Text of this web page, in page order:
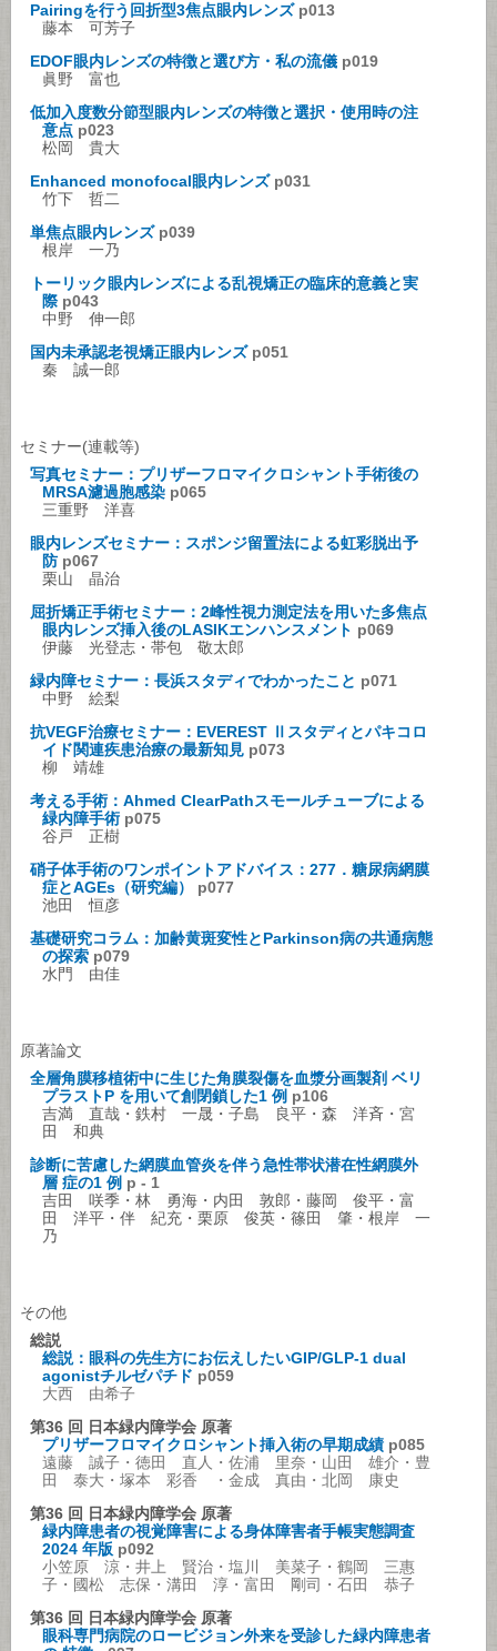
Pairingを行う回折型3焦点眼内レンズ p013
藤本 可芳子
EDOF眼内レンズの特徴と選び方・私の流儀 p019
眞野 富也
低加入度数分節型眼内レンズの特徴と選択・使用時の注
意点 p023
松岡 貴大
Enhanced monofocal眼内レンズ p031
竹下 哲二
単焦点眼内レンズ p039
根岸 一乃
トーリック眼内レンズによる乱視矯正の臨床的意義と実
際 p043
中野 伸一郎
国内未承認老視矯正眼内レンズ p051
秦 誠一郎
セミナー(連載等)
写真セミナー：プリザーフロマイクロシャント手術後の
MRSA濾過胞感染 p065
三重野 洋喜
眼内レンズセミナー：スポンジ留置法による虹彩脱出予
防 p067
栗山 晶治
屈折矯正手術セミナー：2峰性視力測定法を用いた多焦点
眼内レンズ挿入後のLASIKエンハンスメント p069
伊藤 光登志・帯包 敬太郎
緑内障セミナー：長浜スタディでわかったこと p071
中野 絵梨
抗VEGF治療セミナー：EVEREST Ⅱスタディとパキコロ
イド関連疾患治療の最新知見 p073
柳 靖雄
考える手術：Ahmed ClearPathスモールチューブによる
緑内障手術 p075
谷戸 正樹
硝子体手術のワンポイントアドバイス：277．糖尿病網膜
症とAGEs（研究編）
p077
池田 恒彦
基礎研究コラム：加齢黄斑変性とParkinson病の共通病態
の探索 p079
水門 由佳
原著論文
全層角膜移植術中に生じた角膜裂傷を血漿分画製剤 ベリ
プラストP を用いて創閉鎖した1 例 p106
吉満 直哉・鉄村 一晟・子島 良平・森 洋斉・宮
田 和典
診断に苦慮した網膜血管炎を伴う急性帯状潜在性網膜外
層 症の1 例 p - 1
吉田 咲季・林 勇海・内田 敦郎・藤岡 俊平・富
田 洋平・伴 紀充・栗原 俊英・篠田 肇・根岸 一
乃
その他
総説
総説：眼科の先生方にお伝えしたいGIP/GLP-1 dual
agonistチルゼパチド p059
大西 由希子
第36 回 日本緑内障学会 原著
プリザーフロマイクロシャント挿入術の早期成績 p085
遠藤 誠子・徳田 直人・佐浦 里奈・山田 雄介・豊
田 泰大・塚本 彩香 ・金成 真由・北岡 康史
第36 回 日本緑内障学会 原著
緑内障患者の視覚障害による身体障害者手帳実態調査
2024 年版 p092
小笠原 涼・井上 賢治・塩川 美菜子・鶴岡 三惠
子・國松 志保・溝田 淳・富田 剛司・石田 恭子
第36 回 日本緑内障学会 原著
眼科専門病院のロービジョン外来を受診した緑内障患者